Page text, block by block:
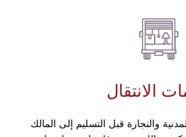
الانتقال
والنجارة قبل التسليم إلى المالك